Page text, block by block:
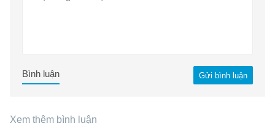
Gửi bình luận
Bình luận
Xem thêm bình luận